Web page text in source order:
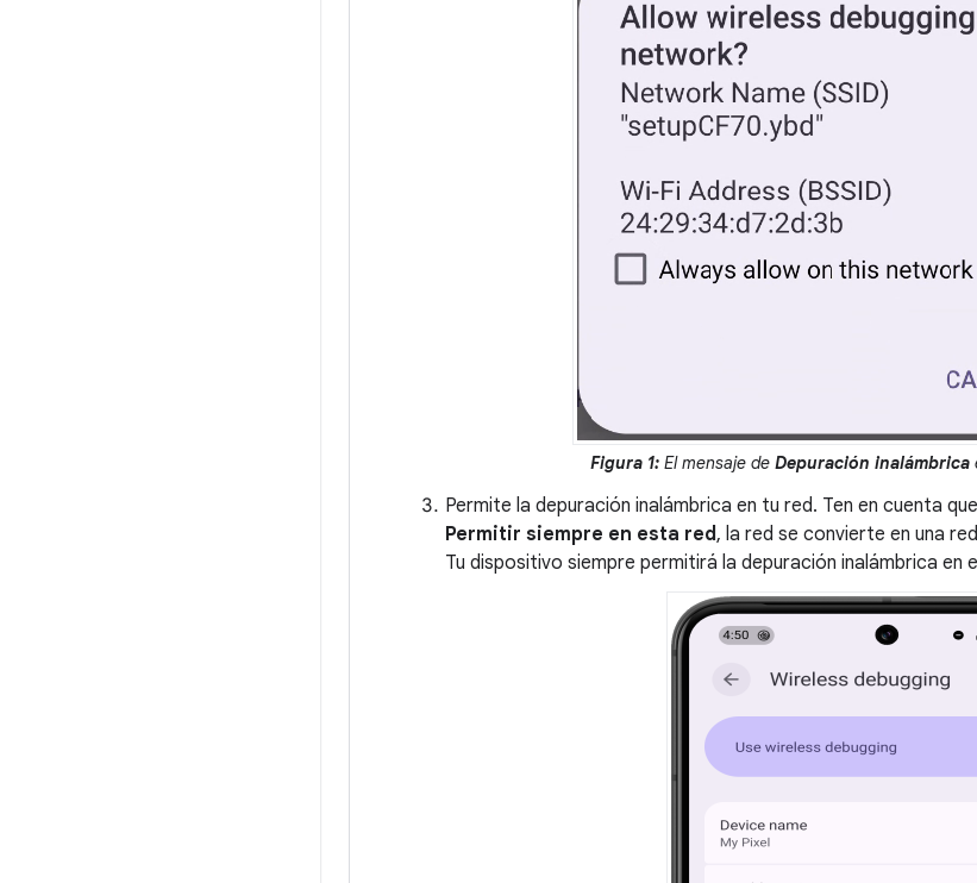
Figura 1:El mensaje de Depuración inalámbrica
Permite la depuración inalámbrica en tu red. Ten en cuenta
Permitir siempre en esta red, la red se convierte en una
Tu dispositivo siempre permitirá la depuración inalámbrica